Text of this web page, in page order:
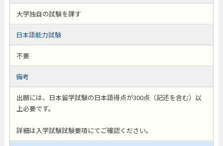
大学独自の試験を課す
日本語能力試験
不要
備考
出願には、日本留学試験の日本語得点が300点（記述を含む）以
上必要です。
詳細は入学試験試験要項にてご確認ください。